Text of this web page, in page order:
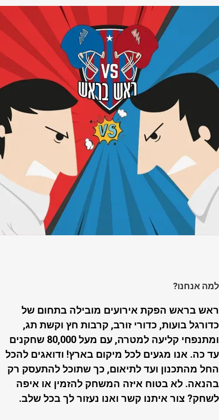
למה אנחנו?
ראש בראש הפקת אירועים מובילה בתחום של
כדורגל בועות, כדורי זורב, קרבות חץ וקשת תג,
ומתנפחי קליעה למטרה, עם מעל 80,000 שחקנים
עד כה. אנו מגעים לכל מיקום בארץ! ודואגים להכל
החל מהתכנון ועד לתיאום, כך שתוכל להתעסק רק
בהנאה. לא בטוח איזה המשחק להזמין או איפה
לשחק? צור איתנו קשר ואנו נעזור לך בכל שלב.